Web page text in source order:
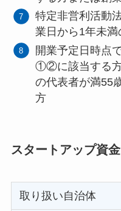
特定非営利活動
業日から1年未満
開業予定日時点
①②に該当する方
の代表者が満55
方
スタートアップ資金
取り扱い自治体